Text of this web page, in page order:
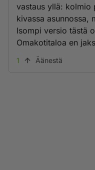
vastaus yllä: kolmio
kivassa asunnossa,
Isompi versio tästä
Omakotitaloa en
1 Äänestä